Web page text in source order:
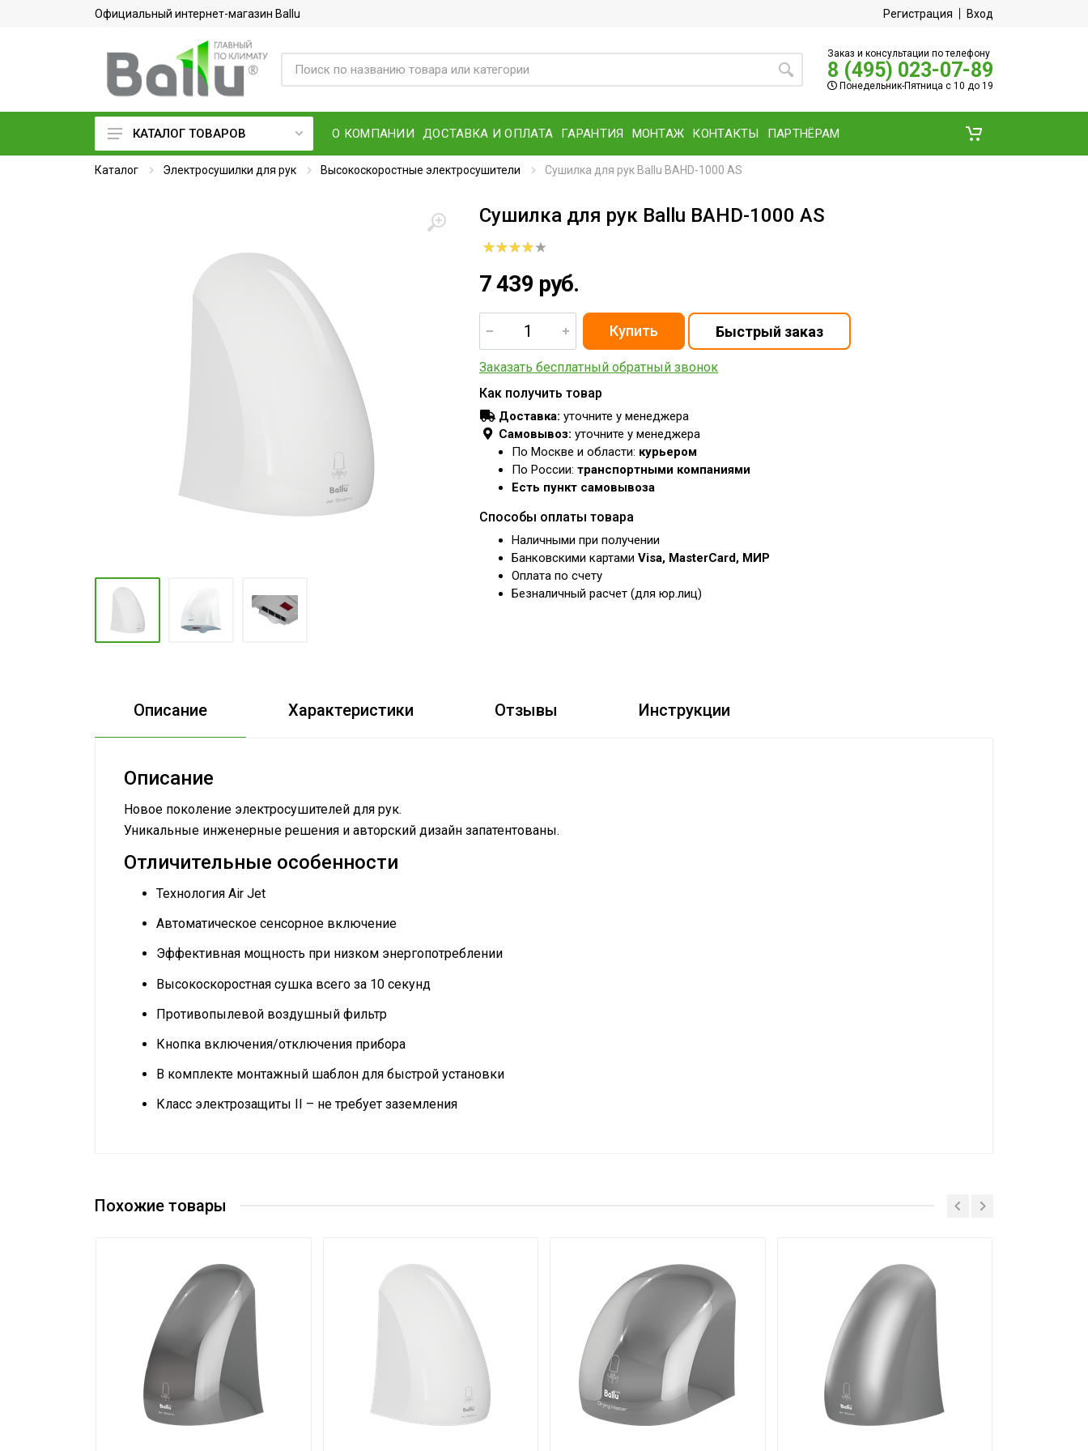
Официальный интернет-магазин Ballu Регистрация Вход
Заказ и консультации по телефону
8 (495) 023-07-89
Понедельник-Пятница с 10 до 19
Кондиционеры воздуха
КАТАЛОГ ТОВАРОВ О КОМПАНИИ ДОСТАВКА И ОПЛАТА ГАРАНТИЯ МОНТАЖ КОНТАКТЫ ПАРТНЁРАМ
Каталог Электросушилки для рук Высокоскоростные электросушители Сушилка для рук Ballu BAHD-1000 AS
Сушилка для рук Ballu BAHD-1000 AS
7 439 руб.
Заказать бесплатный обратный звонок
Как получить товар
Доставка: уточните у менеджера
Самовывоз: уточните у менеджера
По Москве и области: курьером
По России: транспортными компаниями
Есть пункт самовывоза
Способы оплаты товара
Наличными при получении
Банковскими картами Visa, MasterCard, МИР
Оплата по счету
Безналичный расчет (для юр.лиц)
Описание Характеристики Отзывы Инструкции
Описание
Новое поколение электросушителей для рук.
Уникальные инженерные решения и авторский дизайн запатентованы.
Отличительные особенности
Технология Air Jet
Автоматическое сенсорное включение
Эффективная мощность при низком энергопотреблении
Высокоскоростная сушка всего за 10 секунд
Противопылевой воздушный фильтр
Кнопка включения/отключения прибора
В комплекте монтажный шаблон для быстрой установки
Класс электрозащиты II – не требует заземления
Страна производства
Уровень шума на выходе
Макс. потребляемая мощность
1 кВт
Потребляемая мощность в режиме "без нагрева"
450 Вт
Макс. скорость потока
Количество режимов нагрева
2
Класс пылевлагозащищенности
Похожие товары